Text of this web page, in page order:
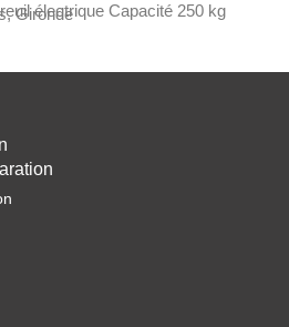
électrique Capacité 250 kg
Gironde